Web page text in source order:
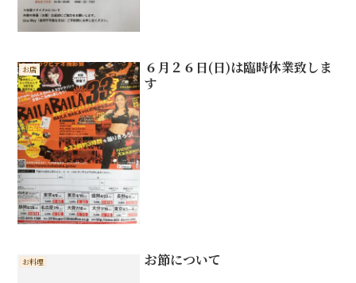
お店
６月２６日(日)は臨時休業致しま
す
お料理 お節について